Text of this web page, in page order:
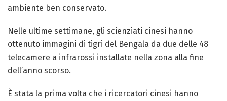
ambiente ben conservato.
Nelle ultime settimane, gli scienziati cinesi hanno
ottenuto immagini di tigri del Bengala da due delle 48
telecamere a infrarossi installate nella zona alla fine
dell’anno scorso.
È stata la prima volta che i ricercatori cinesi hanno